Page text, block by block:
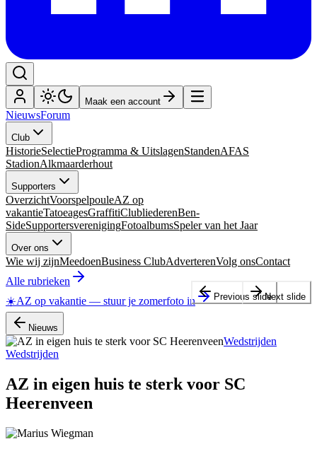
Maak een account
NieuwsForum
Club
HistorieSelectieProgramma & UitslagenStandenAFAS
StadionAlkmaarderhout
Supporters
OverzichtVoorspelpouleAZ op
vakantieTatoeagesGraffitiClubliederenBen-
SideSupportersverenigingFotoalbumsSpeler van het Jaar
Over ons
Wie wij zijnMeedoenBusiness ClubAdverterenVolg onsContact
Alle rubrieken
☀️AZ op vakantie — stuur je zomerfoto in
Nieuws
Wedstrijden
Wedstrijden
AZ in eigen huis te sterk voor SC
Heerenveen
Previous slideNext slide